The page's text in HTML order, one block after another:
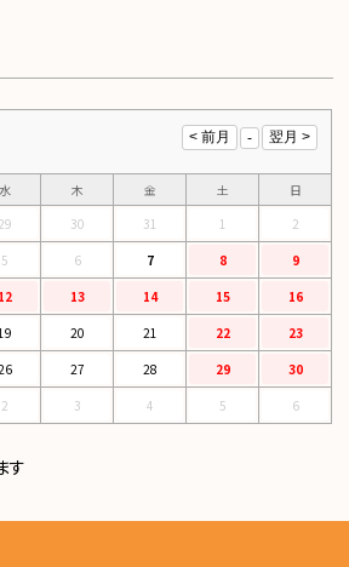
水 木 金 土
日
29 30 31 1
2
5 6 7 8
9
12 13 14 15
16
20 21 22
23
27 28 29
30
2 3 4 5 6
す